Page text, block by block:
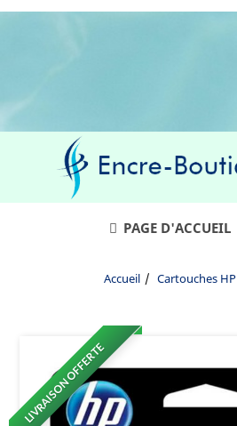
PAGE D'ACCUEIL
Accueil Cartouches HP
LIVRAISON OFFERTE